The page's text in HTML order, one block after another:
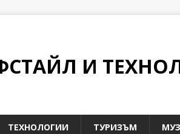
И
ТЕХНОЛОГИИ ТУРИЗЪМ